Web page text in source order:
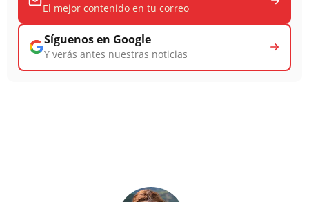
El mejor contenido en tu correo
Síguenos en Google
Y verás antes nuestras noticias